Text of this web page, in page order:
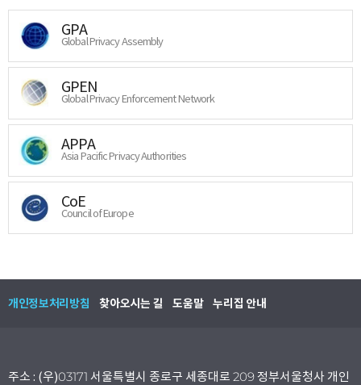
GPA
Global Privacy Assembly
GPEN
Global Privacy Enforcement Network
APPA
Asia Pacific Privacy Authorities
CoE
Council of Europe
개인정보처리방침 찾아오시는 길 도움말 누리집 안내
주소 : (우)03171 서울특별시 종로구 세종대로 209 정부서울청사 개인